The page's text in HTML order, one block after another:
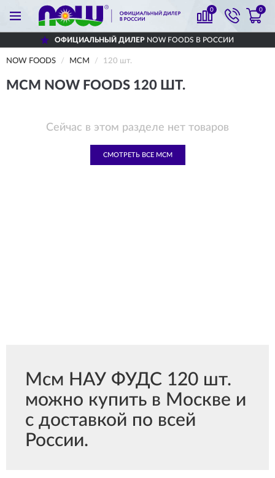
0 0
ОФИЦИАЛЬНЫЙ ДИЛЕРNOW FOODS В РОССИИ
NOW FOODS МСМ 120 шт.
МСМ NOW FOODS 120 ШТ.
Сейчас в этом разделе нет товаров
СМОТРЕТЬ ВСЕ МСМ
Мсм НАУ ФУДС 120 шт.
можно купить в Москве и
с доставкой по всей
России.